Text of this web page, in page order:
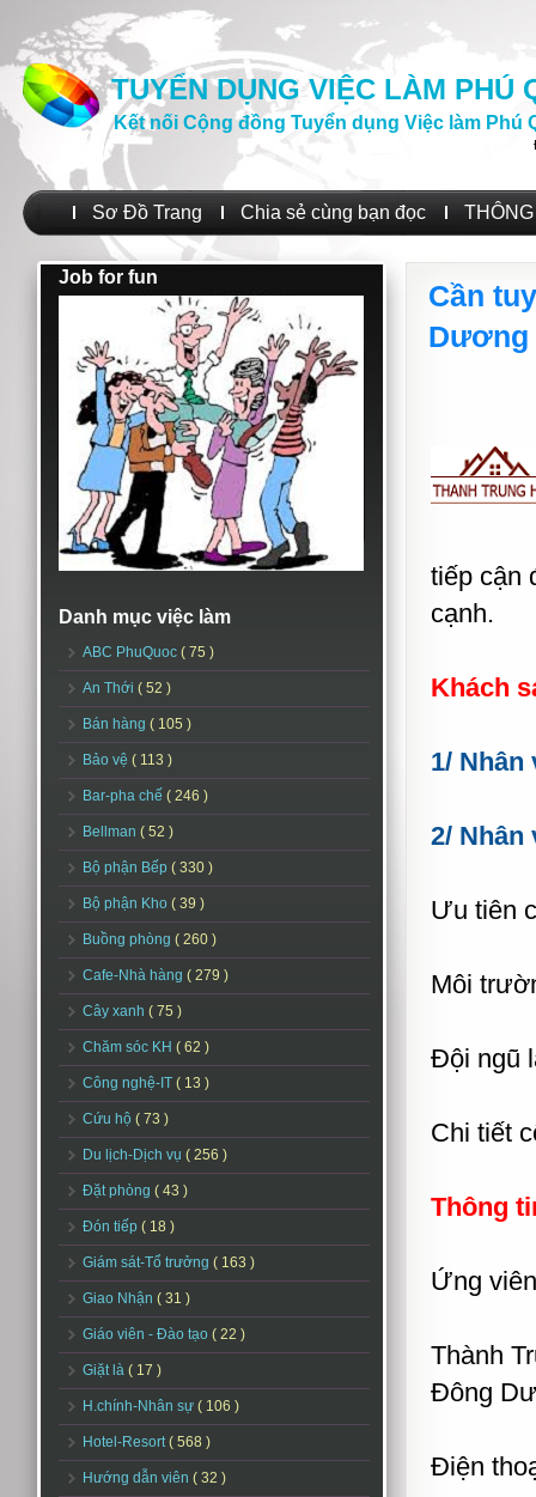
TUYỂN DỤNG VIỆC LÀM PHÚ
Kết nối Cộng đồng Tuyển dụng Việc làm Phú
Sơ Đồ Trang Chia sẻ cùng bạn đọc
Job for fun
Danh mục việc làm
ABC PhuQuoc ( 75 )
An Thới ( 52 )
Bán hàng ( 105 )
Bảo vệ ( 113 )
Bar-pha chế ( 246 )
Bellman ( 52 )
Bộ phận Bếp ( 330 )
Bộ phận Kho ( 39 )
Buồng phòng ( 260 )
Cafe-Nhà hàng ( 279 )
Cây xanh ( 75 )
Chăm sóc KH ( 62 )
Công nghệ-IT ( 13 )
Cứu hộ ( 73 )
Du lịch-Dịch vụ ( 256 )
Đặt phòng ( 43 )
Đón tiếp ( 18 )
Giám sát-Tổ trưởng ( 163 )
Giao Nhận ( 31 )
Giáo viên - Đào tạo ( 22 )
Giặt là ( 17 )
H.chính-Nhân sự ( 106 )
Hotel-Resort( 568 )
Hướng dẫn viên ( 32 )
Cần
Dương
tiếp cận
cạnh.
Khách
1/ Nhân
2/ Nhân
Ưu tiên
Môi
Đội ngũ
Chi tiết
Thông
Ứng
Thành
Đông
Điện